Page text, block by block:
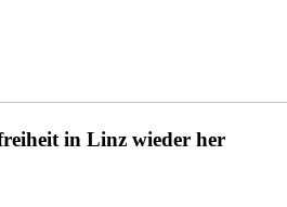
in Linz wieder her